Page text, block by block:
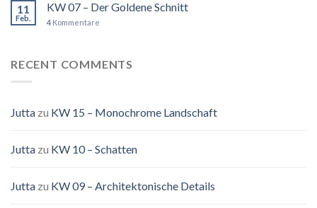
11
Feb.
KW 07 – Der Goldene Schnitt
4 Kommentare
RECENT COMMENTS
Jutta zu KW 15 – Monochrome Landschaft
Jutta zu KW 10 – Schatten
Jutta zu KW 09 – Architektonische Details